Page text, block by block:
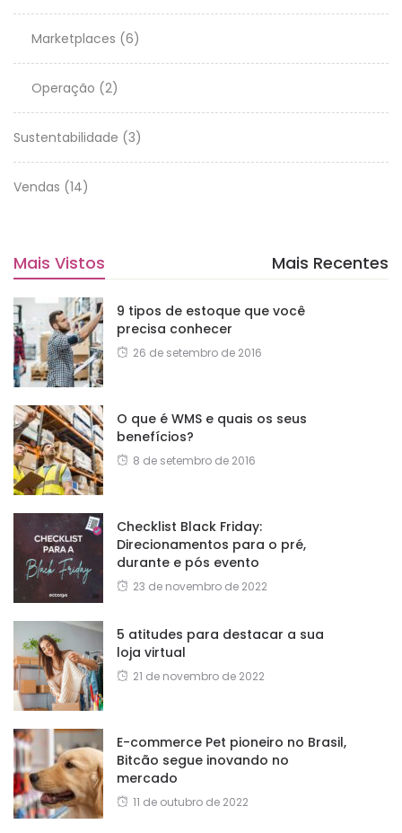
Marketplaces (6)
Operação (2)
Sustentabilidade (3)
Vendas (14)
Mais Vistos Mais Recentes
9 tipos de estoque que você
precisa conhecer
26 de setembro de 2016
O que é WMS e quais os seus
benefícios?
8 de setembro de 2016
Checklist Black Friday:
Direcionamentos para o pré,
durante e pós evento
23 de novembro de 2022
5 atitudes para destacar a sua
loja virtual
21 de novembro de 2022
E-commerce Pet pioneiro no Brasil,
Bitcão segue inovando no
mercado
11 de outubro de 2022